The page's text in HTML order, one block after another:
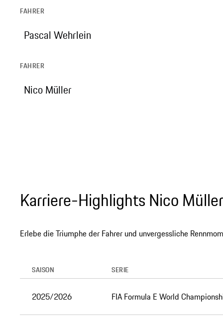
FAHRER
Pascal Wehrlein
FAHRER
Nico Müller
Karriere-Highlights Nico Müller
Erlebe die Triumphe der Fahrer und unvergessliche
SAISON SERIE
2025/2026 FIA Formula E World